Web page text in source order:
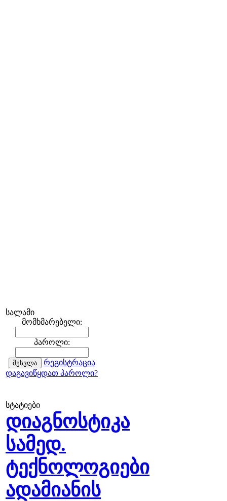
სალამი
მომხმარებელი:
პაროლი:
რეგისტრაცია
დაგავიწყდათ პაროლი?
სტატიები
დიაგნოსტიკა
სამედ.
ტექნოლოგიები
ადამიანის